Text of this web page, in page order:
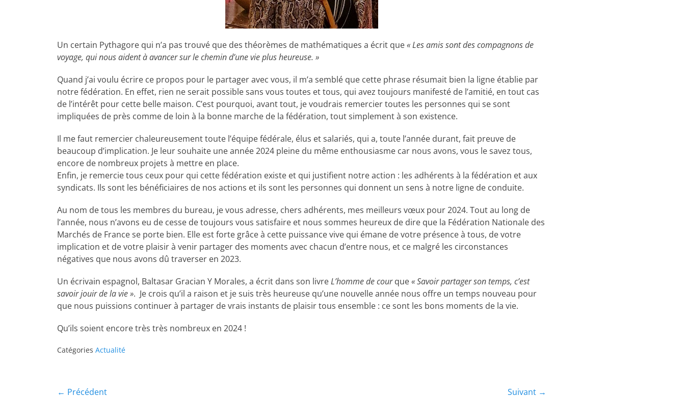
Un certain Pythagore qui n’a pas trouvé que des théorèmes de mathématiques a écrit que« Les amis sont des compagnons de
voyage, qui nous aident à avancer sur le chemin d’une vie plus heureuse. »
Quand j’ai voulu écrire ce propos pour le partager avec vous, il m’a semblé que cette phrase résumait bien la ligne établie par
notre fédération. En effet, rien ne serait possible sans vous toutes et tous, qui avez toujours manifesté de l’amitié, en tout cas
de l’intérêt pour cette belle maison. C’est pourquoi, avant tout, je voudrais remercier toutes les personnes qui se sont
impliquées de près comme de loin à la bonne marche de la fédération, tout simplement à son existence.
Il me faut remercier chaleureusement toute l’équipe fédérale, élus et salariés, qui a, toute l’année durant, fait preuve de
beaucoup d’implication. Je leur souhaite une année 2024 pleine du même enthousiasme car nous avons, vous le savez tous,
encore de nombreux projets à mettre en place.
Enfin, je remercie tous ceux pour qui cette fédération existe et qui justifient notre action : les adhérents à la fédération et aux
syndicats. Ils sont les bénéficiaires de nos actions et ils sont les personnes qui donnent un sens à notre ligne de conduite.
Au nom de tous les membres du bureau, je vous adresse, chers adhérents, mes meilleurs vœux pour 2024. Tout au long de
l’année, nous n’avons eu de cesse de toujours vous satisfaire et nous sommes heureux de dire que la Fédération Nationale des
Marchés de France se porte bien. Elle est forte grâce à cette puissance vive qui émane de votre présence à tous, de votre
implication et de votre plaisir à venir partager des moments avec chacun d’entre nous, et ce malgré les circonstances
négatives que nous avons dû traverser en 2023.
Un écrivain espagnol, Baltasar Gracian Y Morales, a écrit dans son livreL’homme de courque« Savoir partager son temps, c’est
savoir jouir de la vie ». Je crois qu’il a raison et je suis très heureuse qu’une nouvelle année nous offre un temps nouveau pour
que nous puissions continuer à partager de vrais instants de plaisir tous ensemble : ce sont les bons moments de la vie.
Qu’ils soient encore très très nombreux en 2024 !
Catégories Actualité
← Précédent
Suivant →